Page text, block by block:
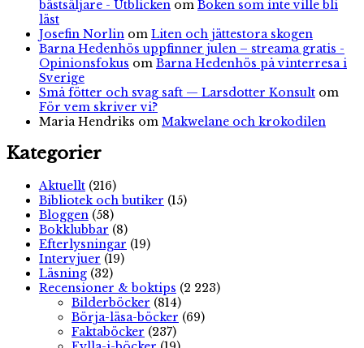
bästsäljare - Utblicken om Boken som inte ville bli
läst
Josefin Norlin om Liten och jättestora skogen
Barna Hedenhös uppfinner julen – streama gratis -
Opinionsfokus om Barna Hedenhös på vinterresa i
Sverige
Små fötter och svag saft — Larsdotter Konsult om
För vem skriver vi?
Maria Hendriks om Makwelane och krokodilen
Kategorier
Aktuellt (216)
Bibliotek och butiker (15)
Bloggen (58)
Bokklubbar (8)
Efterlysningar (19)
Intervjuer (19)
Läsning (32)
Recensioner & boktips (2 223)
Bilderböcker (814)
Börja-läsa-böcker (69)
Faktaböcker (237)